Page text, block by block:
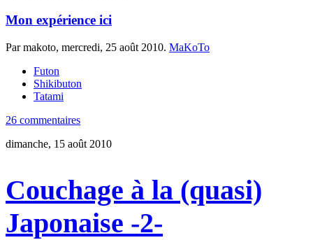
Mon expérience ici
Par makoto, mercredi, 25 août 2010. MaKoTo
Futon
Shikibuton
Tatami
26 commentaires
dimanche, 15 août 2010
Couchage à la (quasi)
Japonaise -2-